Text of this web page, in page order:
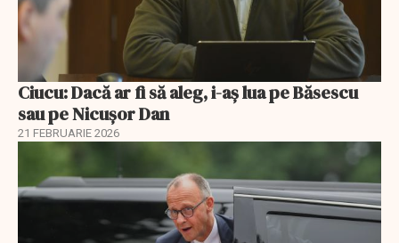
Ciucu: Dacă ar fi să aleg, i-aș lua pe Băsescu
sau pe Nicușor Dan
21 FEBRUARIE 2026